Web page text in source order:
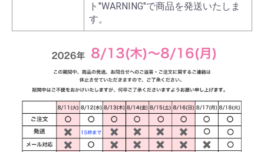
ト"WARNING"で商品を発送いたしま
す。